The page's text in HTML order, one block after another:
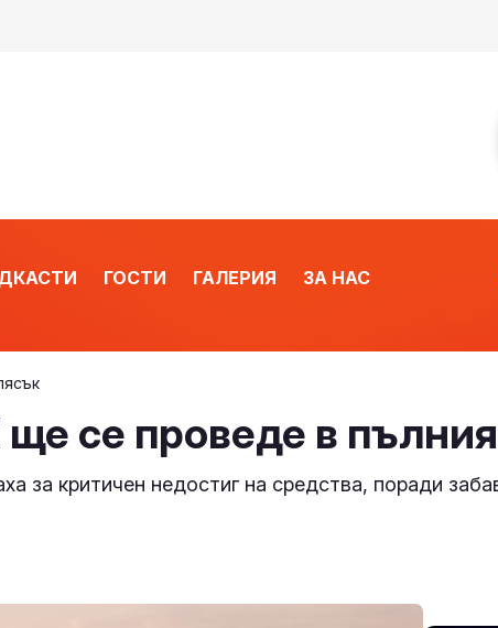
ГОСТИ ГАЛЕРИЯ ЗА НАС
се проведе в
за критичен недостиг на средства, поради